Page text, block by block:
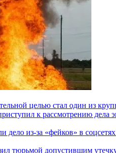
целью стал один из
к рассмотрению
дело из-за «фейков» в
тюрьмой допустившим